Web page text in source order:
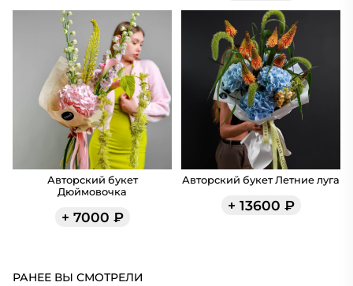
Авторский букет
Дюймовочка
+ 7000 ₽
Авторский букет Летние луга
+ 13600 ₽
РАНЕЕ ВЫ СМОТРЕЛИ